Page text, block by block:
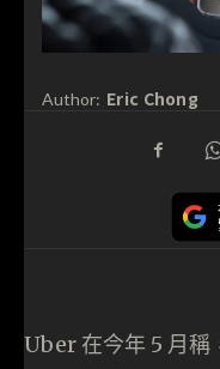
Author: Eric Chong
Uber 在今年 5 月稱